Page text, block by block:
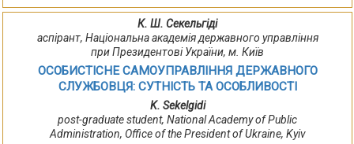
К. Ш. Секельгіді
аспірант, Національна академія державного управління
при Президентові України, м. Київ
ОСОБИСТІСНЕ САМОУПРАВЛІННЯ ДЕРЖАВНОГО
СЛУЖБОВЦЯ: СУТНІСТЬ ТА ОСОБЛИВОСТІ
K. Sekelgidi
post-graduate student, National Academy of Public
Administration, Office of the President of Ukraine, Kyiv